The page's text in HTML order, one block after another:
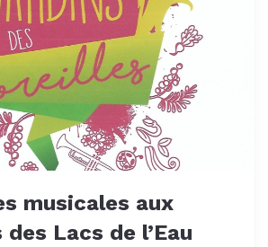
musicales aux
Lacs de l’Eau